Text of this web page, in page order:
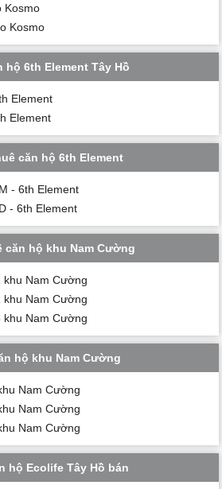
Kosmo
Kosmo
hộ 6th Element Tây Hồ
Element
Element
căn hộ 6th Element
- 6th Element
- 6th Element
căn hộ khu Nam Cường
khu Nam Cường
khu Nam Cường
khu Nam Cường
hộ khu Nam Cường
Nam Cường
Nam Cường
Nam Cường
hộ Ecolife Tây Hồ bán